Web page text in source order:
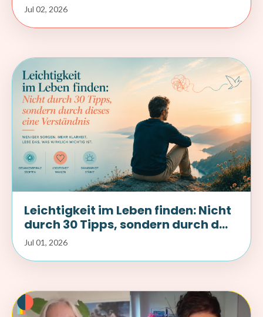
Jul 02, 2026
Leichtigkeit im Leben finden: Nicht
durch 30 Tipps, sondern durch d...
Jul 01, 2026